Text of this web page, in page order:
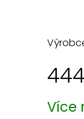
444
Více